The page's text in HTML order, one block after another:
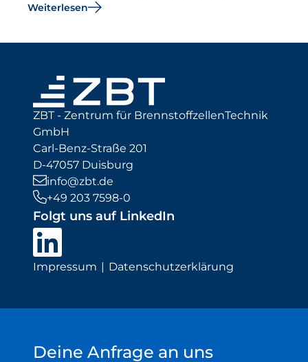
Weiterlesen
ZBT - Zentrum für BrennstoffzellenTechnik
GmbH
Carl-Benz-Straße 201
D-47057 Duisburg
info@zbt.de
+49 203 7598-0
Folgt uns auf LinkedIn
Impressum Datenschutzerklärung
Deine Anfrage an uns